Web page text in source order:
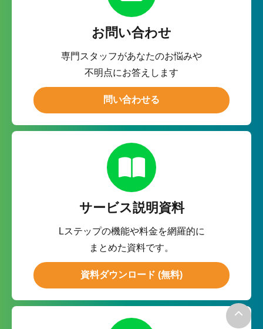
お問い合わせ
専門スタッフがあなたのお悩みや
不明点にお答えします
問い合わせる
サービス説明資料
Lステップの機能や料金を網羅的に
まとめた資料です。
資料ダウンロード (無料)